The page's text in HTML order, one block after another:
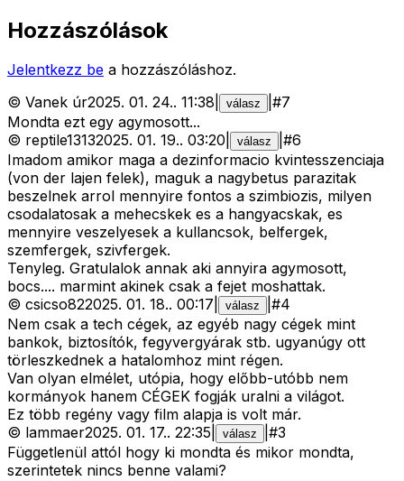
Hozzászólások
Jelentkezz be a hozzászóláshoz.
© Vanek úr2025. 01. 24.. 11:38 válasz #7
Mondta ezt egy agymosott...
© reptile13132025. 01. 19.. 03:20 válasz #6
Imadom amikor maga a dezinformacio kvintesszenciaja
(von der lajen felek), maguk a nagybetus parazitak
beszelnek arrol mennyire fontos a szimbiozis, milyen
csodalatosak a mehecskek es a hangyacskak, es
mennyire veszelyesek a kullancsok, belfergek,
szemfergek, szivfergek.
Tenyleg. Gratulalok annak aki annyira agymosott,
bocs.... marmint akinek csak a fejet moshattak.
© csicso822025. 01. 18.. 00:17 válasz #4
Nem csak a tech cégek, az egyéb nagy cégek mint
bankok, biztosítók, fegyvergyárak stb. ugyanúgy ott
törleszkednek a hatalomhoz mint régen.
Van olyan elmélet, utópia, hogy előbb-utóbb nem
kormányok hanem CÉGEK fogják uralni a világot.
Ez több regény vagy film alapja is volt már.
© lammaer2025. 01. 17.. 22:35 válasz #3
Függetlenül attól hogy ki mondta és mikor mondta,
szerintetek nincs benne valami?